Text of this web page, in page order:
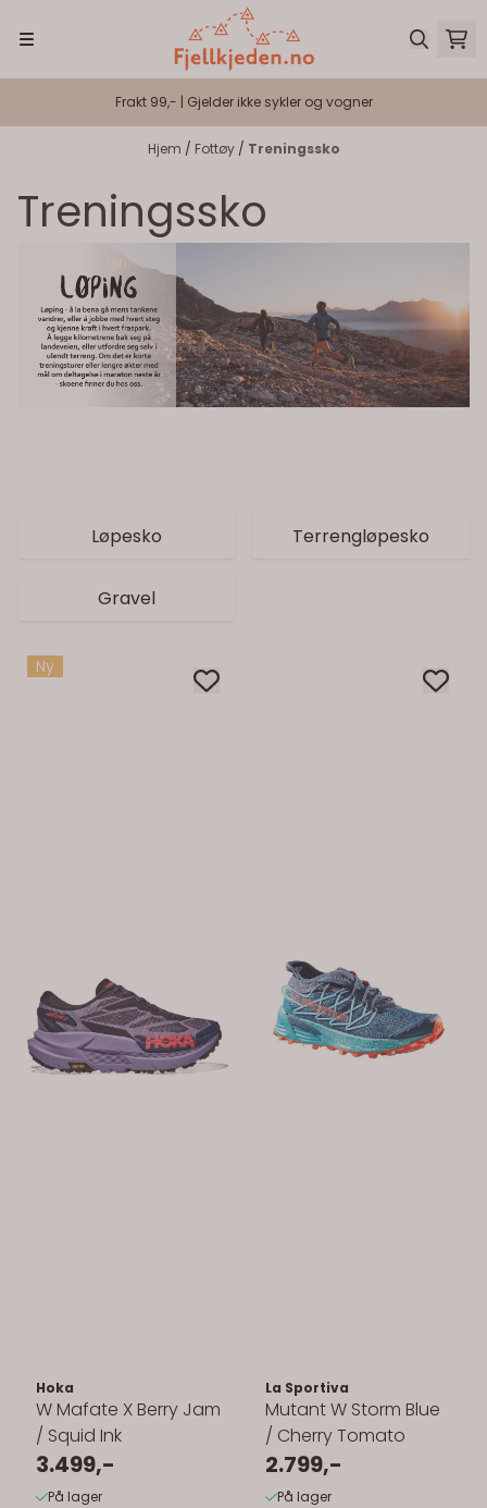
Frakt 99,- | Gjelder ikke sykler og vogner
Hjem / Fottøy / Treningssko
Treningssko
Løpesko Terrengløpesko
Gravel
Ny
Hoka
W Mafate X Berry Jam
/ Squid Ink
3.499,-
På lager
La Sportiva
Mutant W Storm Blue
/ Cherry Tomato
2.799,-
På lager